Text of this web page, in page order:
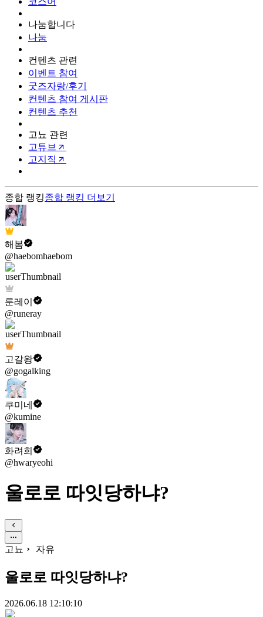
나눔합니다
나눔
컨텐츠 관련
이벤트 참여
굿즈자랑/후기
컨텐츠 참여 게시판
컨텐츠 추천
고뇨 관련
고튜브
고지직
종합 랭킹종합 랭킹 더보기
해봄
@haebomhaebom
룬레이
@runeray
고갈왕
@gogalking
쿠미네
@kumine
화려희
@hwaryeohi
울로로 따잇당하냐?
고뇨 자유
울로로 따잇당하냐?
2026.06.18 12:10:10